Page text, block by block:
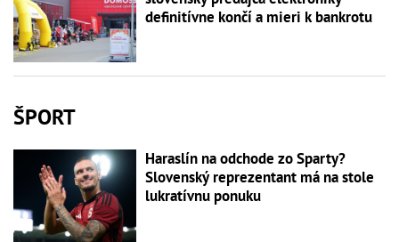
definitívne končí a mieri k bankrotu
ŠPORT
Haraslín na odchode zo Sparty?
Slovenský reprezentant má na stole
lukratívnu ponuku